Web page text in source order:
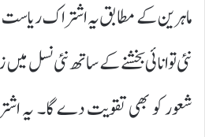
ماہرین کے مطابق یہ اشتراک ریاست
نئی توانائی بخشنے کے ساتھ نئی نسل
شعور کو بھی تقویت دے گا۔ یہ